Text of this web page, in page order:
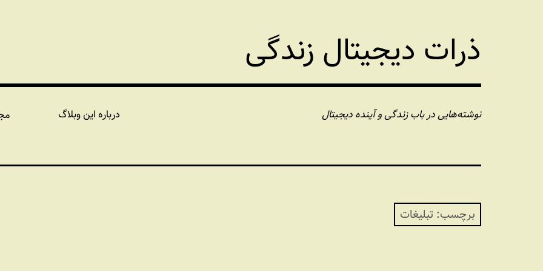
ذرات دیجیتال زندگی
نوشته‌هایی در باب زندگی و آینده دیجیتال درباره این وبلاگ
برچسب:تبلیغات